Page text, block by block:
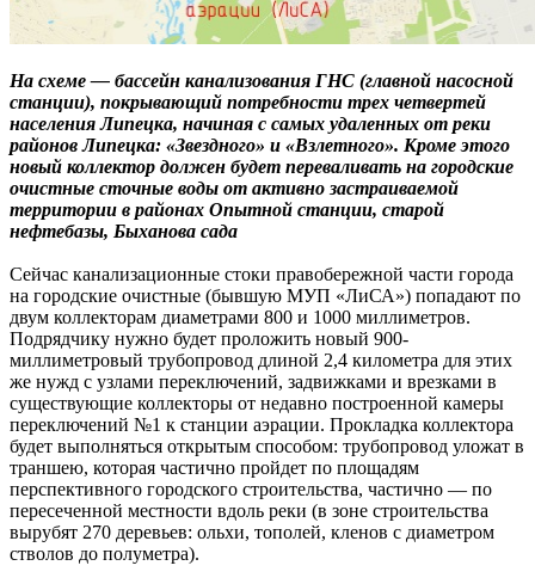
На схеме — бассейн канализования ГНС (главной насосной
станции), покрывающий потребности трех четвертей
населения Липецка, начиная с самых удаленных от реки
районов Липецка: «Звездного» и «Взлетного». Кроме этого
новый коллектор должен будет переваливать на городские
очистные сточные воды от активно застраиваемой
территории в районах Опытной станции, старой
нефтебазы, Быханова сада
Сейчас канализационные стоки правобережной части города
на городские очистные (бывшую МУП «ЛиСА») попадают по
двум коллекторам диаметрами 800 и 1000 миллиметров.
Подрядчику нужно будет проложить новый 900-
миллиметровый трубопровод длиной 2,4 километра для этих
же нужд с узлами переключений, задвижками и врезками в
существующие коллекторы от недавно построенной камеры
переключений №1 к станции аэрации. Прокладка коллектора
будет выполняться открытым способом: трубопровод уложат в
траншею, которая частично пройдет по площадям
перспективного городского строительства, частично — по
пересеченной местности вдоль реки (в зоне строительства
вырубят 270 деревьев: ольхи, тополей, кленов с диаметром
стволов до полуметра).